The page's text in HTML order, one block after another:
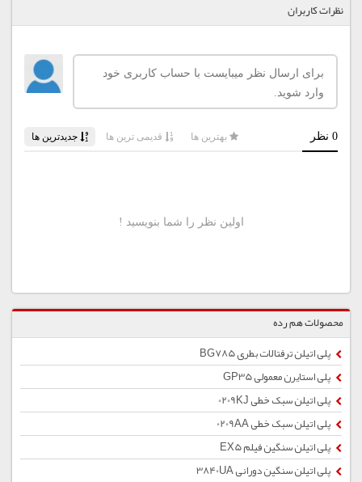
نظرات کاربران
محصولات هم رده
پلی اتیلن ترفتالات بطری BG785
پلی استایرن معمولی GP35
پلی اتیلن سبک خطی 0209KJ
پلی اتیلن سبک خطی 0209AA
پلی اتیلن سنگین فیلم EX5
پلی اتیلن سنگین دورانی 3840UA